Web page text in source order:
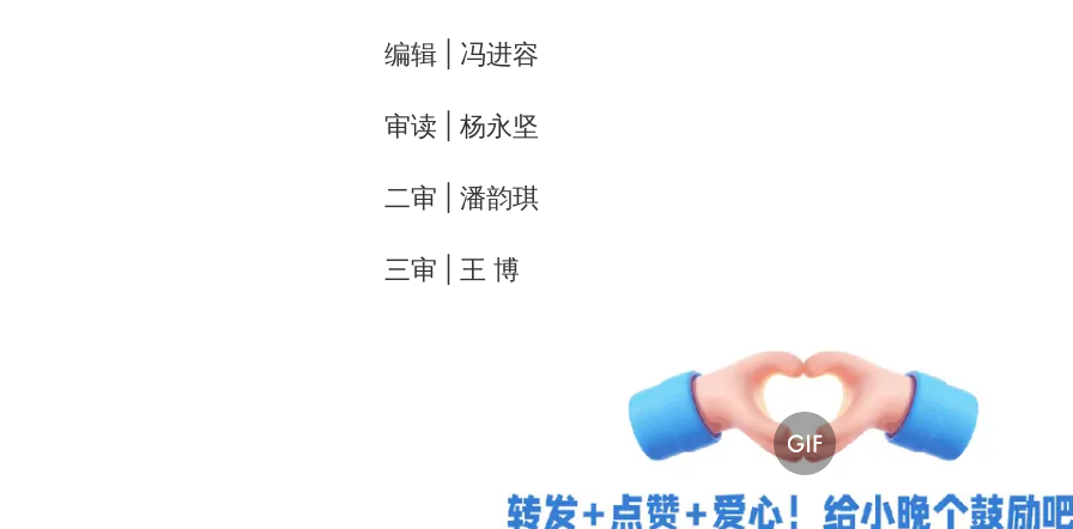
编辑 | 冯进容
审读 | 杨永坚
二审 | 潘韵琪
三审 | 王 博